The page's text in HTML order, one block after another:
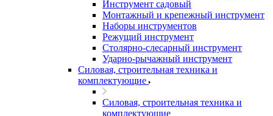
Инструмент садовый
Монтажный и крепежный инструмент
Наборы инструментов
Режущий инструмент
Столярно-слесарный инструмент
Ударно-рычажный инструмент
Силовая, строительная техника и
комплектующие
Силовая, строительная техника и
комплектующие